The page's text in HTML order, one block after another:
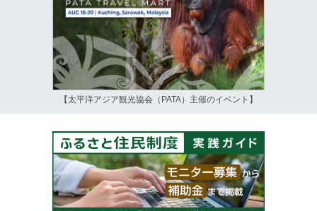
【太平洋アジア観光協会（PATA）主催のイベント】